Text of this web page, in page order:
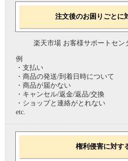
注文後のお困りごとに
楽天市場 お客様サポートセン
例
・支払い
・商品の発送/到着日時について
・商品が届かない
・キャンセル/返金/返品/交換
・ショップと連絡がとれない
etc.
権利侵害に対す